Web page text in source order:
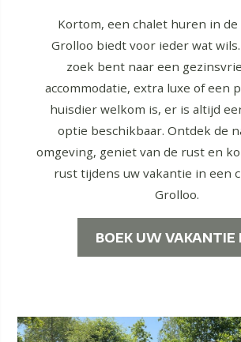
Kortom, een chalet huren in
Grolloo biedt voor ieder wat
zoek bent naar een
accommodatie, extra luxe of een
huisdier welkom is, er is altijd
optie beschikbaar. Ontdek de
omgeving, geniet van de rust en
rust tijdens uw vakantie in een
Grolloo.
BOEK UW VAKANTIE